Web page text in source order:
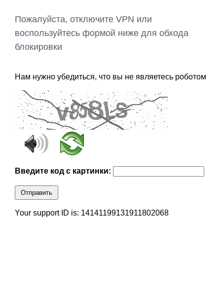
Пожалуйста, отключите VPN или
воспользуйтесь формой ниже для обхода
блокировки
Нам нужно убедиться, что вы не являетесь роботом
Введите код с картинки:
Отправить
Your support ID is: 14141199131911802068